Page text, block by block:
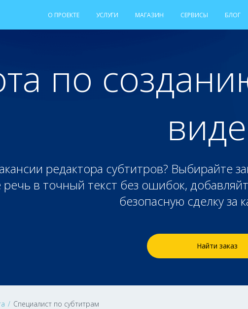
О ПРОЕКТЕ УСЛУГИ МАГАЗИН СЕРВИСЫ БЛОГ
по
редактора субтитров? Выбирайте
в точный текст без ошибок,
безопасную сделку за
Найти заказ
/ Специалист по субтитрам